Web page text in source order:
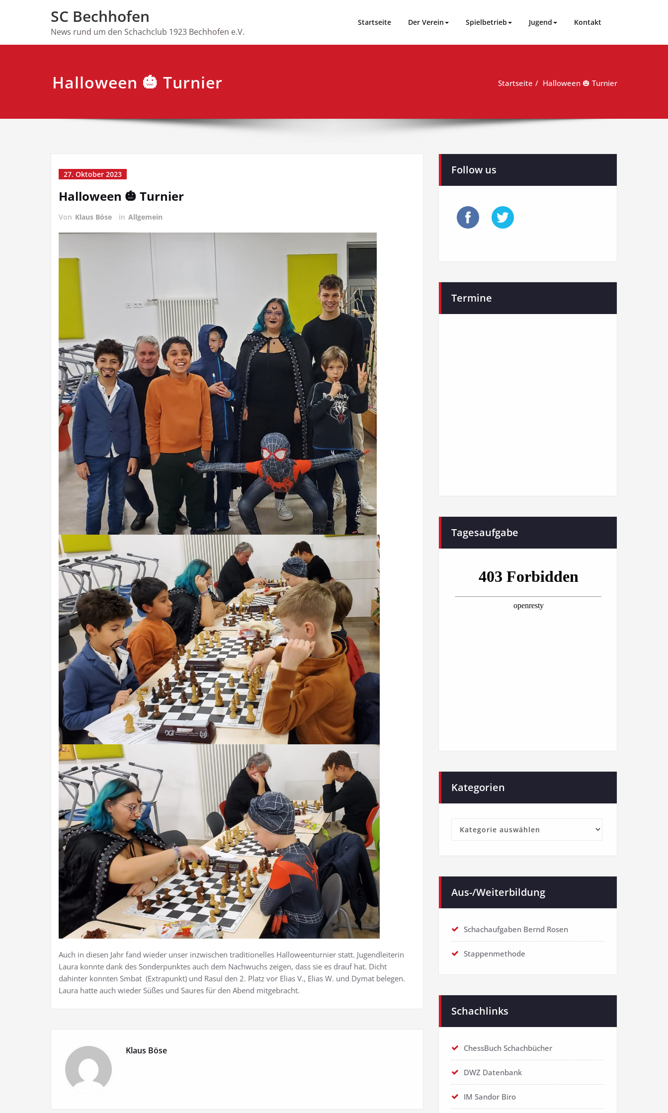
SC Bechhofen
News rund um den Schachclub 1923 Bechhofen e.V.
Startseite Der Verein Spielbetrieb Jugend Kontakt
Halloween 🎃 Turnier Startseite Halloween 🎃 Turnier
27. Oktober 2023
Halloween 🎃 Turnier
Von Klaus Böse in Allgemein
Auch in diesen Jahr fand wieder unser inzwischen traditionelles Halloweenturnier statt. Jugendleiterin
Laura konnte dank des Sonderpunktes auch dem Nachwuchs zeigen, dass sie es drauf hat. Dicht
dahinter konnten Smbat (Extrapunkt) und Rasul den 2. Platz vor Elias V., Elias W. und Dymat belegen.
Laura hatte auch wieder Süßes und Saures für den Abend mitgebracht.
Klaus Böse
Follow us
Termine
Tagesaufgabe
Kategorien
Kategorien
Aus-/Weiterbildung
Schachaufgaben Bernd Rosen
Stappenmethode
Schachlinks
ChessBuch Schachbücher
DWZ Datenbank
IM Sandor Biro